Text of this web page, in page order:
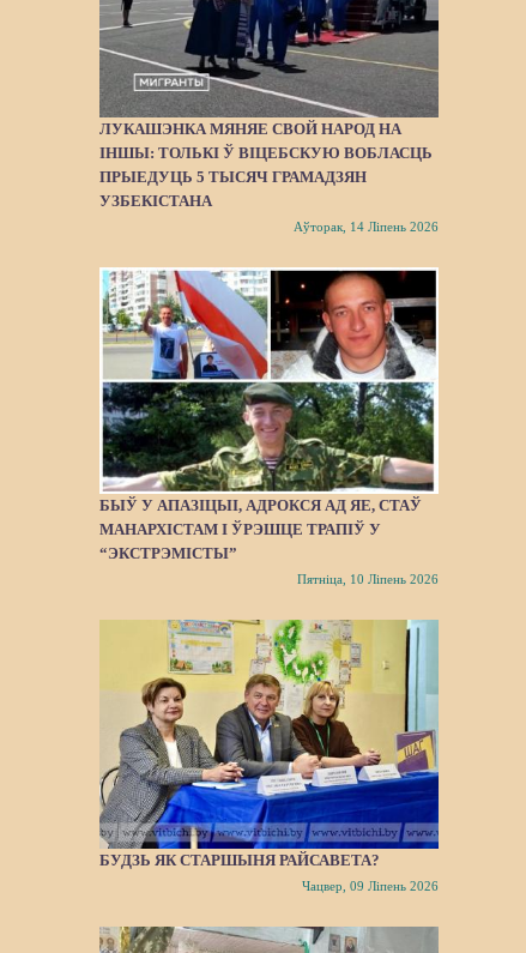
ЛУКАШЭНКА МЯНЯЕ СВОЙ НАРОД НА
ІНШЫ: ТОЛЬКІ Ў ВІЦЕБСКУЮ ВОБЛАСЦЬ
ПРЫЕДУЦЬ 5 ТЫСЯЧ ГРАМАДЗЯН
УЗБЕКІСТАНА
Аўторак, 14 Ліпень 2026
БЫЎ У АПАЗІЦЫІ, АДРОКСЯ АД ЯЕ, СТАЎ
МАНАРХІСТАМ І ЎРЭШЦЕ ТРАПІЎ У
“ЭКСТРЭМІСТЫ”
Пятніца, 10 Ліпень 2026
БУДЗЬ ЯК СТАРШЫНЯ РАЙСАВЕТА?
Чацвер, 09 Ліпень 2026